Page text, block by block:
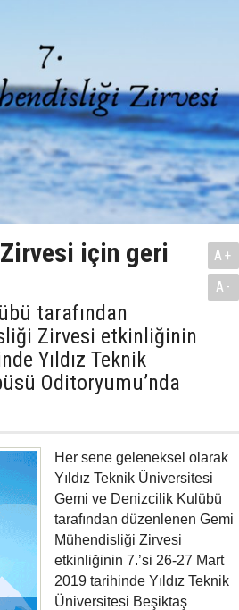
için geri
tarafından
Zirvesi etkinliğinin
Yıldız Teknik
Oditoryumu’nda
A+
A-
Her sene geleneksel olarak
Yıldız Teknik Üniversitesi
Gemi ve Denizcilik Kulübü
tarafından düzenlenen Gemi
Mühendisliği Zirvesi
etkinliğinin 7.’si 26-27 Mart
2019 tarihinde Yıldız Teknik
Üniversitesi Beşiktaş